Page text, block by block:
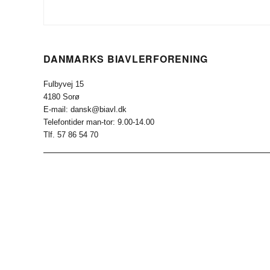
DANMARKS BIAVLERFORENING
Fulbyvej 15
4180 Sorø
E-mail: dansk@biavl.dk
Telefontider man-tor: 9.00-14.00
Tlf. 57 86 54 70